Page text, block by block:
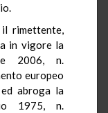
il rimettente,
in vigore la
2006, n.
europeo
abroga la
1975, n.